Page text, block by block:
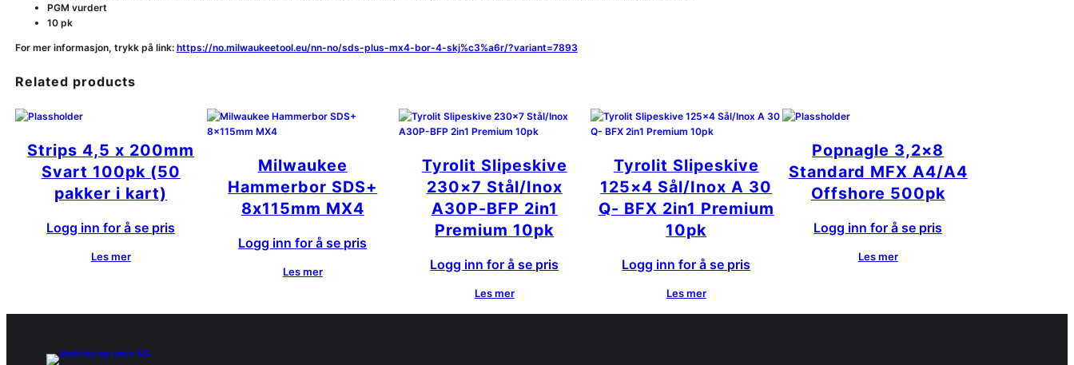
PGM vurdert
10 pk
For mer informasjon, trykk på link: https://no.milwaukeetool.eu/nn-no/sds-plus-mx4-bor-4-skj%c3%a6r/?variant=7893
Related products
Strips 4,5 x 200mm
Svart 100pk (50
pakker i kart)
Logg inn for å se pris
Les mer
Milwaukee
Hammerbor SDS+
8x115mm MX4
Logg inn for å se pris
Les mer
Tyrolit Slipeskive
230×7 Stål/Inox
A30P-BFP 2in1
Premium 10pk
Logg inn for å se pris
Les mer
Tyrolit Slipeskive
125×4 Sål/Inox A 30
Q- BFX 2in1 Premium
10pk
Logg inn for å se pris
Les mer
Popnagle 3,2×8
Standard MFX A4/A4
Offshore 500pk
Logg inn for å se pris
Les mer